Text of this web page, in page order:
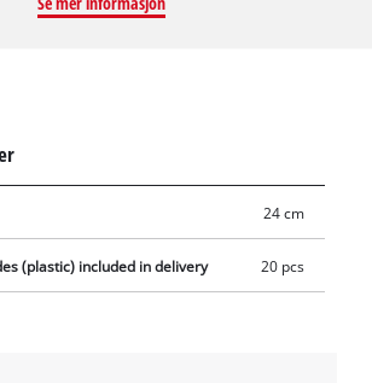
Inkludert i leveransen er
24 cm
(plastic) included in delivery 20 pcs